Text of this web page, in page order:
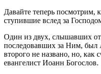
Давайте теперь посмотрим,
ступившие вслед за
Один из двух, слышавших
последовавших за Ним,
второго не названо, но, как
евангелист Иоанн Богослов.